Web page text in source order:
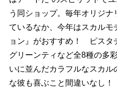
う同ショップ。毎年オリジ
ているなか、今年はスカルモ
ョン』がおすすめ！ ピスタ
グリーンティなど全8種の多
いに並んだカラフルなスカ
な彼も喜ぶこと間違いなし！